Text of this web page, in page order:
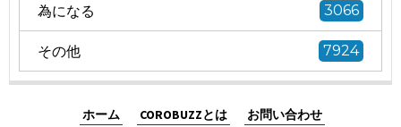
為になる 3066
その他 7924
ホーム COROBUZZとは お問い合わせ